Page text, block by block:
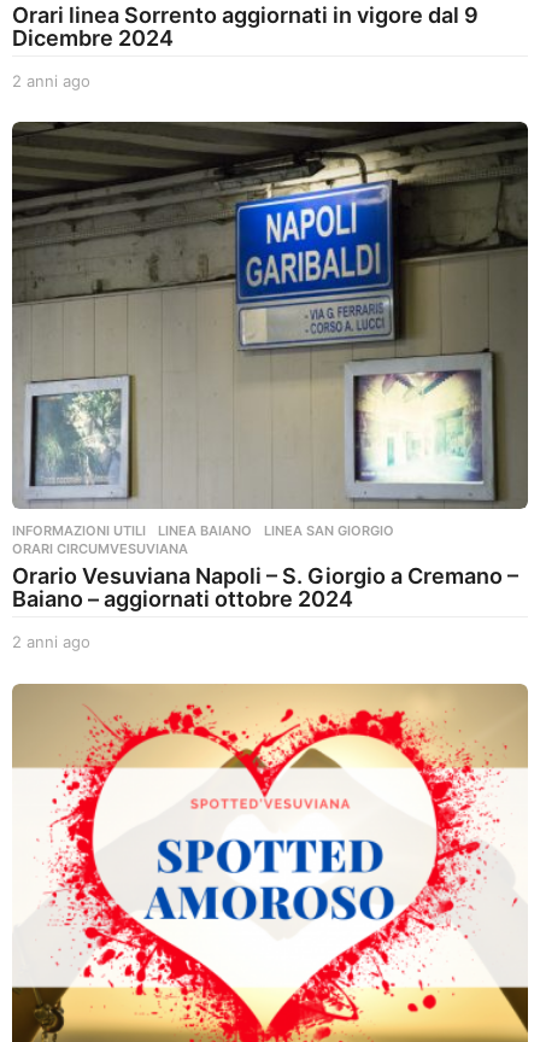
Orari linea Sorrento aggiornati in vigore dal 9
Dicembre 2024
2 anni ago
n
n
i
a
g
o
INFORMAZIONI UTILI ,LINEA BAIANO ,LINEA SAN GIORGIO
ORARI CIRCUMVESUVIANA
Orario Vesuviana Napoli – S. Giorgio a Cremano –
Baiano – aggiornati ottobre 2024
2 anni ago
n
n
i
a
g
o